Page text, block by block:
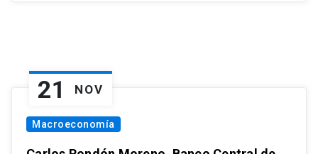
21 NOV
Macroeconomía